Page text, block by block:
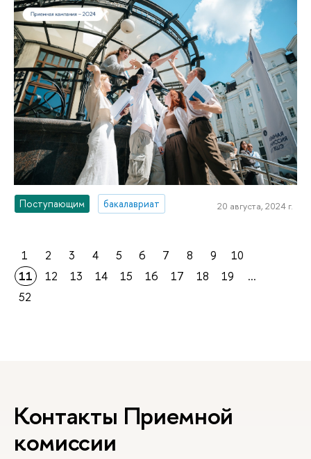
Поступающим бакалавриат 20 августа, 2024 г.
1 2 3 4 5 6 7 8 9
10
11
12 13 14 15 16 17 18 19
...
52
Контакты Приемной
комиссии